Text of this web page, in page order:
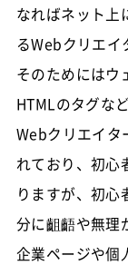
なればネット上
るWebクリエイ
そのためにはウ
HTMLのタグな
Webクリエイタ
れており、初心
りますが、初
分に齟齬や無理
企業ページや個